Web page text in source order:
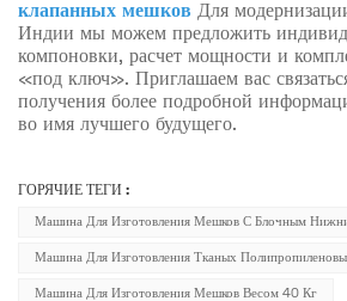
клапанных мешков Для
Индии мы можем предложить
компоновки, расчет мощности и
«под ключ». Приглашаем вас
получения более подробной
во имя лучшего будущего.
ГОРЯЧИЕ ТЕГИ :
Машина Для Изготовления Мешков С Блочным
Машина Для Изготовления Тканых
Машина Для Изготовления Мешков Весом 40 Кг